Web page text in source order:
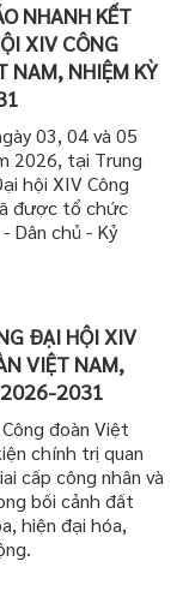
NHANH KẾT
XIV CÔNG
NAM, NHIỆM KỲ
03, 04 và 05
2026, tại Trung
hội XIV Công
được tổ chức
Dân chủ - Kỷ
ĐẠI HỘI XIV
VIỆT NAM,
2026-2031
đoàn Việt
chính trị quan
cấp công nhân và
bối cảnh đất
hiện đại hóa,